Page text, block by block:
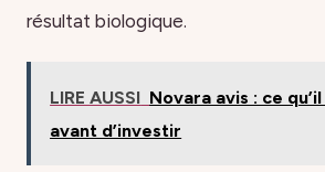
résultat biologique.
LIRE AUSSI Novara avis : ce
avant d’investir